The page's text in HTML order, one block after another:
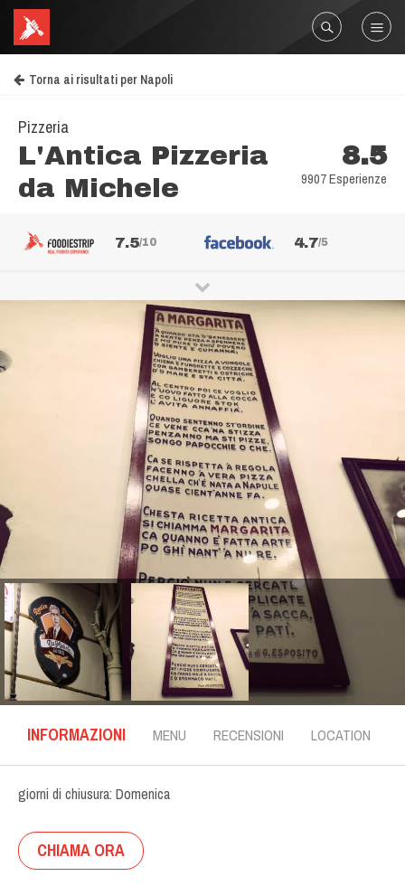
Torna ai risultati per Napoli
Pizzeria
L'Antica Pizzeria
da Michele
8.5
9907 Esperienze
7.5/10 4.7/5
INFORMAZIONI MENU RECENSIONI LOCATION
giorni di chiusura: Domenica
CHIAMA ORA